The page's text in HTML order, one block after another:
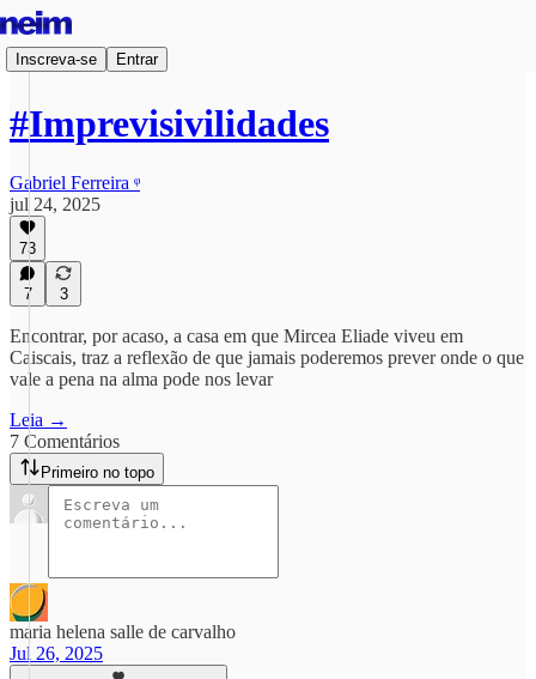
Inscreva-se Entrar
#Imprevisivilidades
Gabriel Ferreira ᵠ
jul 24, 2025
73
7 3
Encontrar, por acaso, a casa em que Mircea Eliade viveu em
Caiscais, traz a reflexão de que jamais poderemos prever onde o que
vale a pena na alma pode nos levar
Leia →
7 Comentários
Primeiro no topo
maria helena salle de carvalho
Jul 26, 2025